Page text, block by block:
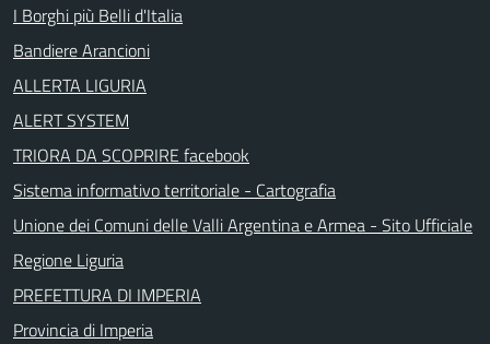
I Borghi più Belli d'Italia
Bandiere Arancioni
ALLERTA LIGURIA
ALERT SYSTEM
TRIORA DA SCOPRIRE facebook
Sistema informativo territoriale - Cartografia
Unione dei Comuni delle Valli Argentina e Armea - Sito Ufficiale
Regione Liguria
PREFETTURA DI IMPERIA
Provincia di Imperia